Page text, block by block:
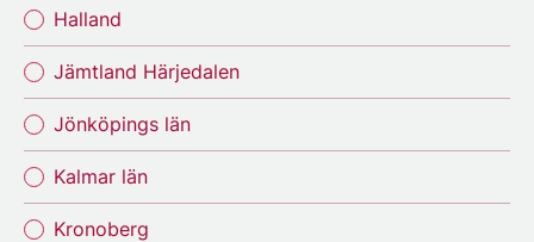
Halland
Jämtland Härjedalen
Jönköpings län
Kalmar län
Kronoberg